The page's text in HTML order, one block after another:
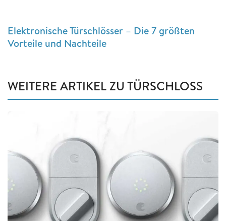
Elektronische Türschlösser – Die 7 größten
Vorteile und Nachteile
WEITERE ARTIKEL ZU TÜRSCHLOSS